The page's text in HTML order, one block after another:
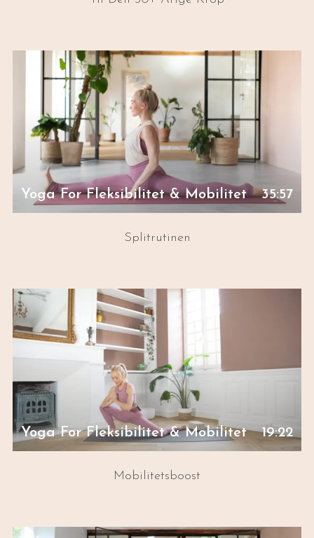
Yoga For Fleksibilitet & Mobilitet 35:57
Splitrutinen
Yoga For Fleksibilitet & Mobilitet 19:22
Mobilitetsboost